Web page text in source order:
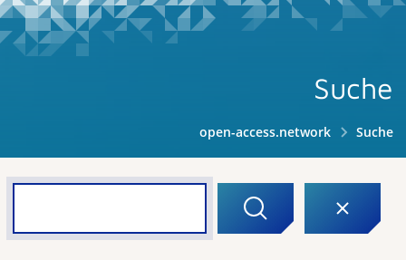
Suche
open-access.network Suche